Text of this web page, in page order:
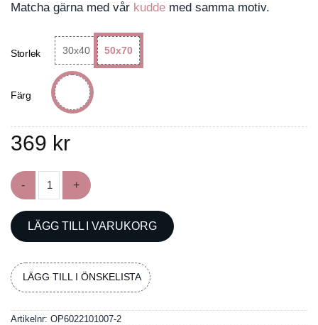
Matcha gärna med vår kudde med samma motiv.
Storlek 30x40 50x70
Färg
369 kr
LÄGG TILL I VARUKORG
LÄGG TILL I ÖNSKELISTA
Artikelnr: OP6022101007-2